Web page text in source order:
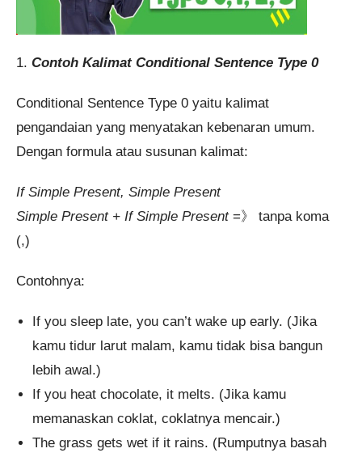
1. Contoh Kalimat Conditional Sentence Type 0
Conditional Sentence Type 0 yaitu kalimat
pengandaian yang menyatakan kebenaran umum.
Dengan formula atau susunan kalimat:
If Simple Present, Simple Present
Simple Present + If Simple Present =》 tanpa koma
(,)
Contohnya:
If you sleep late, you can’t wake up early. (Jika
kamu tidur larut malam, kamu tidak bisa bangun
lebih awal.)
If you heat chocolate, it melts. (Jika kamu
memanaskan coklat, coklatnya mencair.)
The grass gets wet if it rains. (Rumputnya basah